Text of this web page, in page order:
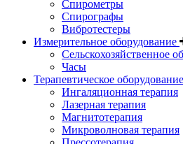
Спирометры
Спирографы
Вибротестеры
Измерительное оборудование
Сельскохозяйственное
Часы
Терапевтическое оборудование
Ингаляционная терапия
Лазерная терапия
Магнитотерапия
Микроволновая терапия